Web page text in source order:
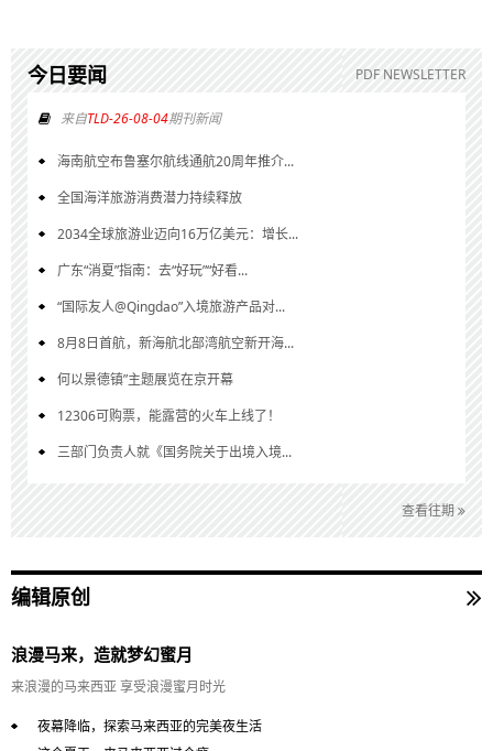
今日要闻 PDF NEWSLETTER
来自TLD-26-08-04期刊新闻
海南航空布鲁塞尔航线通航20周年推介...
全国海洋旅游消费潜力持续释放
2034全球旅游业迈向16万亿美元：增长...
广东“消夏”指南：去“好玩”“好看...
“国际友人@Qingdao”入境旅游产品对...
8月8日首航，新海航北部湾航空新开海...
何以景德镇”主题展览在京开幕
12306可购票，能露营的火车上线了！
三部门负责人就《国务院关于出境入境...
查看往期
编辑原创
浪漫马来，造就梦幻蜜月
来浪漫的马来西亚 享受浪漫蜜月时光
夜幕降临，探索马来西亚的完美夜生活